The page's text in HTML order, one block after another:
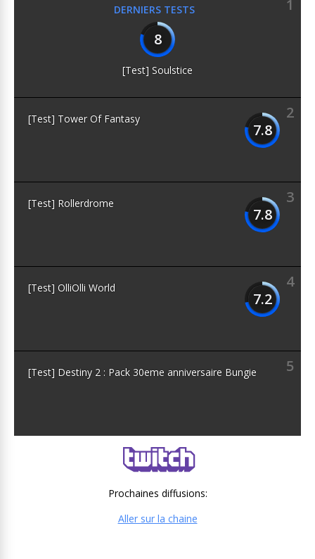
DERNIERS TESTS
1
8
[Test] Soulstice
2
7.8
[Test] Tower Of Fantasy
3
7.8
[Test] Rollerdrome
4
7.2
[Test] OlliOlli World
5
[Test] Destiny 2 : Pack 30eme anniversaire Bungie
Prochaines diffusions:
Aller sur la chaine